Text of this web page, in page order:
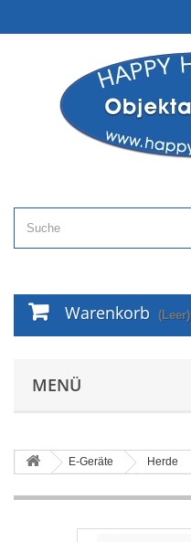
Warenkorb (Leer)
MENÜ
E-Geräte Herde